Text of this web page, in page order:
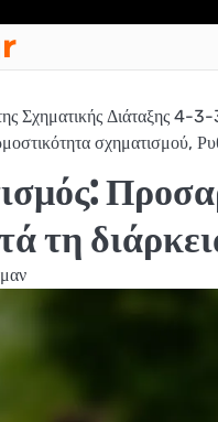
Σχηματικής Διάταξης 4-
σχηματισμού,
τη